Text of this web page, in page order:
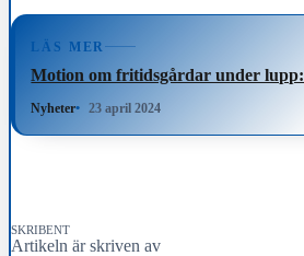
LÄS MER
Motion om fritidsgårdar under lupp:
Nyheter 23 april 2024
SKRIBENT
Artikeln är skriven av